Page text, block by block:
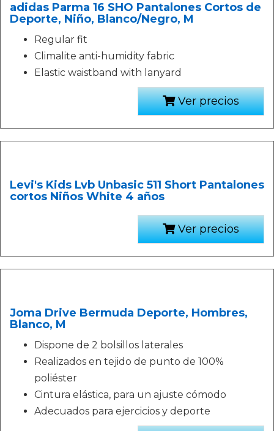
adidas Parma 16 SHO Pantalones Cortos de
Deporte, Niño, Blanco/Negro, M
Regular fit
Climalite anti-humidity fabric
Elastic waistband with lanyard
Ver precios
Levi's Kids Lvb Unbasic 511 Short Pantalones
cortos Niños White 4 años
Ver precios
Joma Drive Bermuda Deporte, Hombres,
Blanco, M
Dispone de 2 bolsillos laterales
Realizados en tejido de punto de 100%
poliéster
Cintura elástica, para un ajuste cómodo
Adecuados para ejercicios y deporte